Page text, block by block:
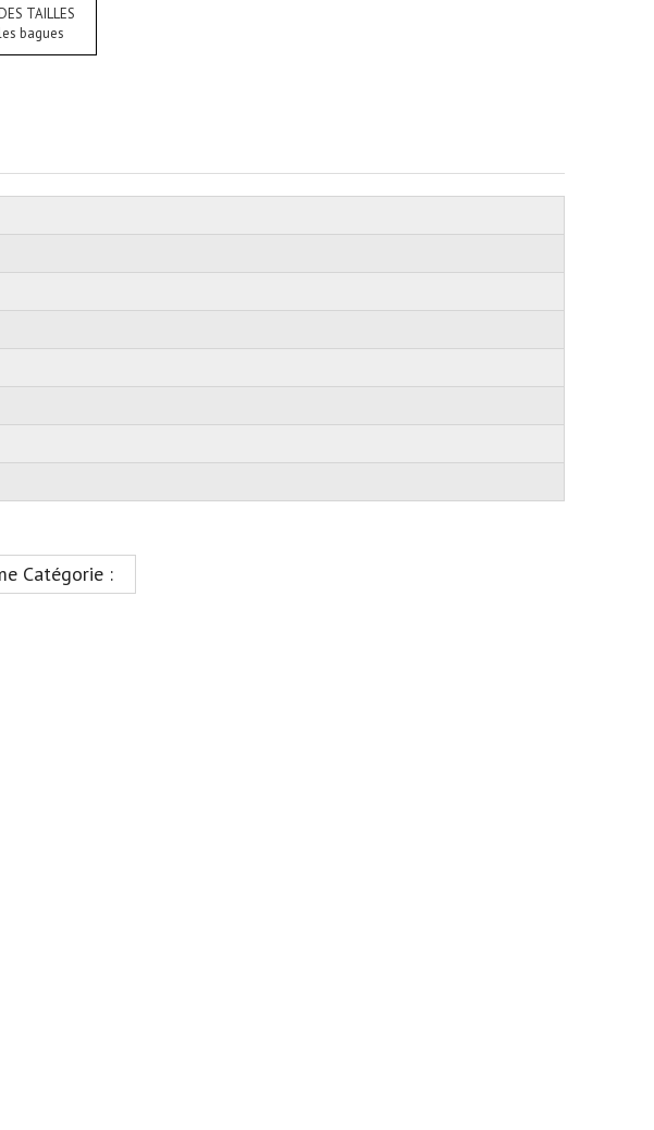
TAILLES
bagues
Catégorie :